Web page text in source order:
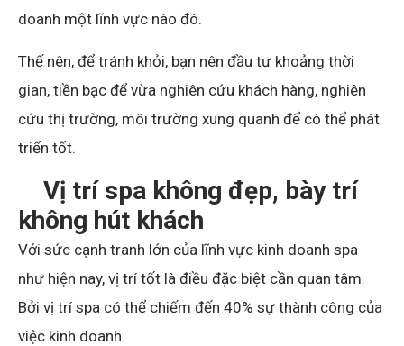
doanh một lĩnh vực nào đó.
Thế nên, để tránh khỏi, bạn nên đầu tư khoảng thời
gian, tiền bạc để vừa nghiên cứu khách hàng, nghiên
cứu thị trường, môi trường xung quanh để có thể phát
triển tốt.
Vị trí spa không đẹp, bày trí
không hút khách
Với sức cạnh tranh lớn của lĩnh vực kinh doanh spa
như hiện nay, vị trí tốt là điều đặc biệt cần quan tâm.
Bởi vị trí spa có thể chiếm đến 40% sự thành công của
việc kinh doanh.